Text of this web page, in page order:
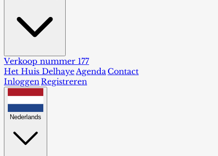
Verkoop nummer 177
Het Huis DelhayeAgenda Contact
InloggenRegistreren
Nederlands